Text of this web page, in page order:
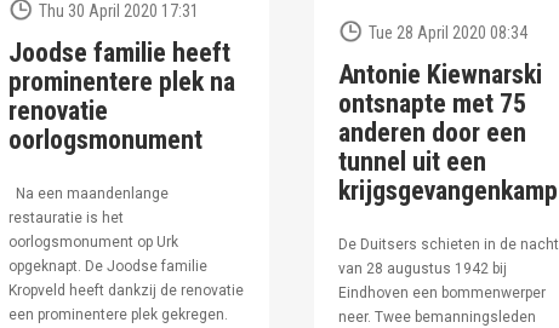
Thu 30 April 2020 17:31
Joodse familie heeft
prominentere plek na
renovatie
oorlogsmonument
Na een maandenlange
restauratie is het
oorlogsmonument op Urk
opgeknapt. De Joodse familie
Kropveld heeft dankzij de renovatie
een prominentere plek gekregen.
Tue 28 April 2020 08:34
Antonie Kiewnarski
ontsnapte met 75
anderen door een
tunnel uit een
krijgsgevangenkamp
De Duitsers schieten in de nacht
van 28 augustus 1942 bij
Eindhoven een bommenwerper
neer. Twee bemanningsleden